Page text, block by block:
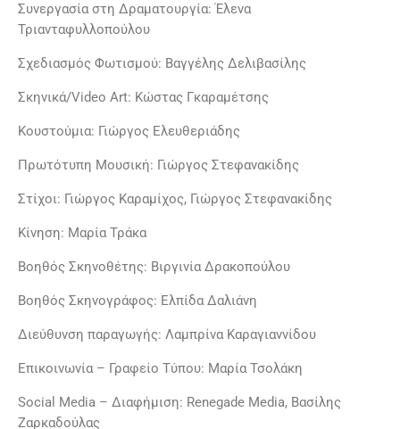
Συνεργασία στη Δραματουργία: Έλενα
Τριανταφυλλοπούλου
Σχεδιασμός Φωτισμού: Βαγγέλης Δελιβασίλης
Σκηνικά/Video Art: Κώστας Γκαραμέτσης
Κουστούμια: Γιώργος Ελευθεριάδης
Πρωτότυπη Μουσική: Γιώργος Στεφανακίδης
Στίχοι: Γιώργος Καραμίχος, Γιώργος Στεφανακίδης
Κίνηση: Μαρία Τράκα
Βοηθός Σκηνοθέτης: Βιργινία Δρακοπούλου
Βοηθός Σκηνογράφος: Ελπίδα Δαλιάνη
Διεύθυνση παραγωγής: Λαμπρίνα Καραγιαννίδου
Επικοινωνία – Γραφείο Τύπου: Μαρία Τσολάκη
Social Media – Διαφήμιση: Renegade Media, Βασίλης
Ζαρκαδούλας